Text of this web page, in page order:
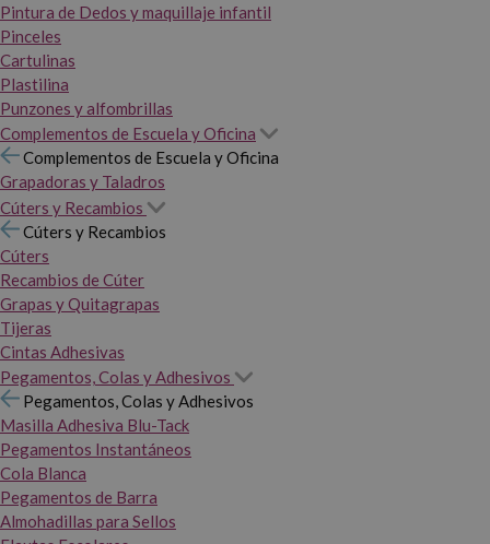
Pintura de Dedos y maquillaje infantil
Pinceles
Cartulinas
Plastilina
Punzones y alfombrillas
Complementos de Escuela y Oficina
Complementos de Escuela y Oficina
Grapadoras y Taladros
Cúters y Recambios
Cúters y Recambios
Cúters
Recambios de Cúter
Grapas y Quitagrapas
Tijeras
Cintas Adhesivas
Pegamentos, Colas y Adhesivos
Pegamentos, Colas y Adhesivos
Masilla Adhesiva Blu-Tack
Pegamentos Instantáneos
Cola Blanca
Pegamentos de Barra
Almohadillas para Sellos